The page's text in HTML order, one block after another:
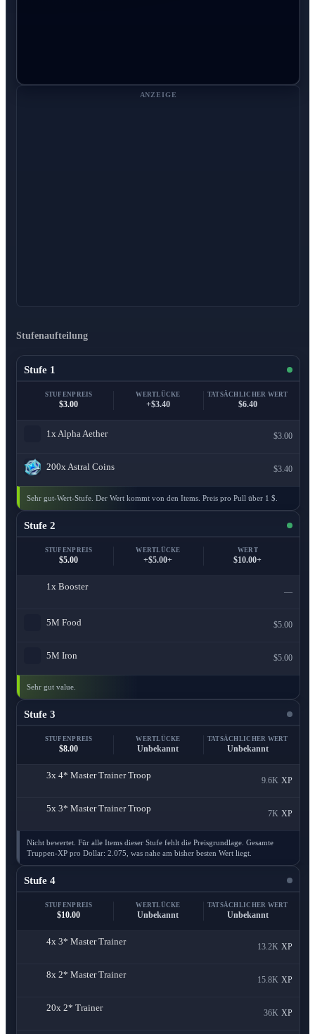
ANZEIGE
Stufenaufteilung
Stufe 1
STUFENPREIS
$3.00
WERTLÜCKE
+$3.40
TATSÄCHLICHER WERT
$6.40
1x Alpha Aether $3.00
200x Astral Coins $3.40
Sehr gut-Wert-Stufe. Der Wert kommt von den Items. Preis pro Pull über 1 $.
Stufe 2
STUFENPREIS
$5.00
WERTLÜCKE
+$5.00+
WERT
$10.00+
1x Booster
—
5M Food $5.00
5M Iron $5.00
Sehr gut value.
Stufe 3
STUFENPREIS
$8.00
WERTLÜCKE
Unbekannt
TATSÄCHLICHER WERT
Unbekannt
3x 4* Master Trainer Troop
9.6K XP
5x 3* Master Trainer Troop
7K XP
Nicht bewertet. Für alle Items dieser Stufe fehlt die Preisgrundlage. Gesamte
Truppen-XP pro Dollar: 2.075, was nahe am bisher besten Wert liegt.
Stufe 4
STUFENPREIS
$10.00
WERTLÜCKE
Unbekannt
TATSÄCHLICHER WERT
Unbekannt
4x 3* Master Trainer
13.2K XP
8x 2* Master Trainer
15.8K XP
20x 2* Trainer
36K XP